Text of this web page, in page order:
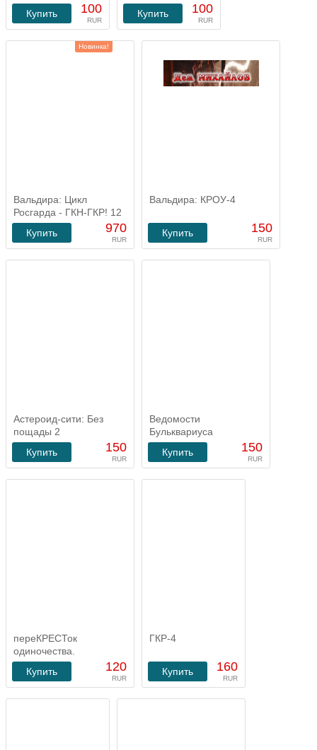
100
RUR
Купить 100
RUR
Купить
Новинка!
Вальдира: Цикл
Росгарда - ГКН-ГКР! 12
романов
970
RUR
Купить
Вальдира: КРОУ-4
150
RUR
Купить
Астероид-сити: Без
пощады 2
150
RUR
Купить
Ведомости
Бульквариуса
150
RUR
Купить
переКРЕСТок
одиночества.
120
RUR
Купить
ГКР-4
160
RUR
Купить